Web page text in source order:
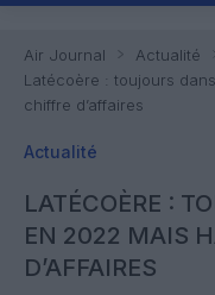
Air Journal
Actualité
Latécoère : toujours
chiffre d’affaires
Actualité
LATÉCOÈRE :
EN 2022 MAIS
D’AFFAIRES